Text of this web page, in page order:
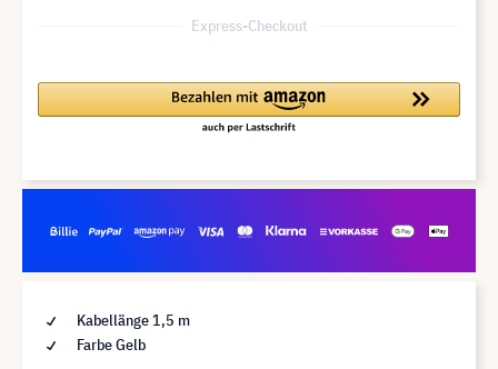
Express-Checkout
Kabellänge 1,5 m
Farbe Gelb